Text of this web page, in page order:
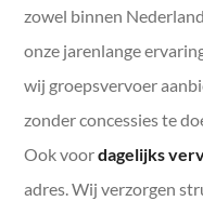
zowel binnen
onze jarenlange
wij groepsvervoer
zonder concessies te
Ook voordagelijks
adres. Wij verzorgen